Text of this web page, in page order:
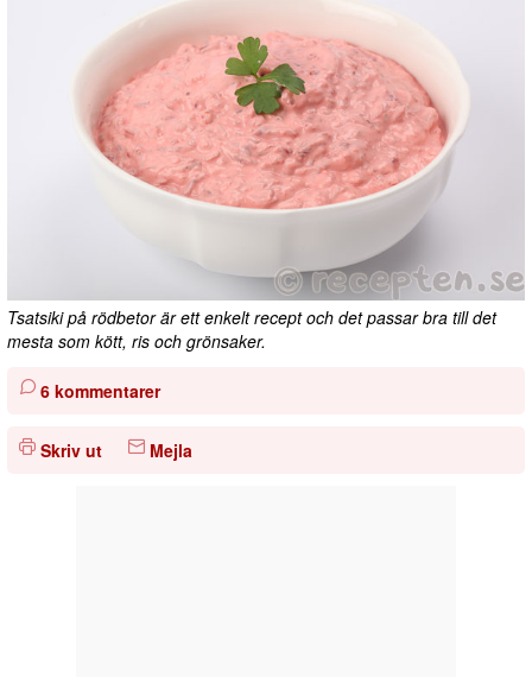
Tsatsiki på rödbetor är ett enkelt recept och det passar bra till det
mesta som kött, ris och grönsaker.
6 kommentarer
Skriv ut Mejla